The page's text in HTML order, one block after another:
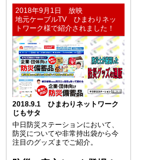
2018年9月1日 放映
地元ケーブルTV ひまわりネッ
トワーク様で紹介されました！
2018.9.1 ひまわりネットワーク
じもサタ
中日防災ステーションにおいて、
防災についてや非常持出袋から今
注目のグッズまでご紹介。